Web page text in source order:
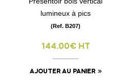
lumineux à pics
(Ref. B207)
144.00€ HT
AJOUTER AU PANIER